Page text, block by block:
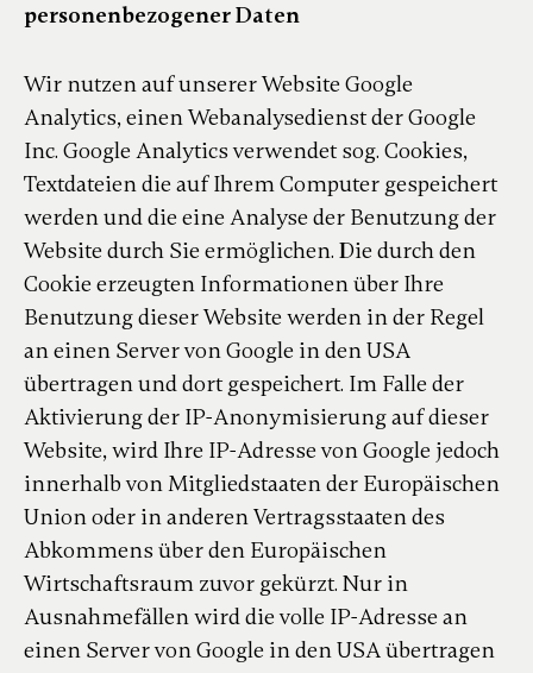
personenbezogener Daten
Wir nutzen auf unserer Website Google
Analytics, einen Webanalysedienst der Google
Inc. Google Analytics verwendet sog. Cookies,
Textdateien die auf Ihrem Computer gespeichert
werden und die eine Analyse der Benutzung der
Website durch Sie ermöglichen. Die durch den
Cookie erzeugten Informationen über Ihre
Benutzung dieser Website werden in der Regel
an einen Server von Google in den USA
übertragen und dort gespeichert. Im Falle der
Aktivierung der IP-Anonymisierung auf dieser
Website, wird Ihre IP-Adresse von Google jedoch
innerhalb von Mitgliedstaaten der Europäischen
Union oder in anderen Vertragsstaaten des
Abkommens über den Europäischen
Wirtschaftsraum zuvor gekürzt. Nur in
Ausnahmefällen wird die volle IP-Adresse an
einen Server von Google in den USA übertragen